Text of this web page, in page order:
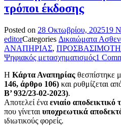
τρόποι έκδοσης
Posted on 28 Οκτωβρίου, 202519
editorCategories Δικαιώματα
ΑΝΑΠΗΡΙΑΣ,
Ψηφιακός μετασχηματισμός1
Η Κάρτα Αναπηρίας θεσπίστηκε
146, άρθρο 106) και ρυθμίζεται
Β’ 932/23-02-2023).
Αποτελεί ένα ενιαίο
που γίνεται υποχρεωτικά
ιδιωτικούς φορείς.